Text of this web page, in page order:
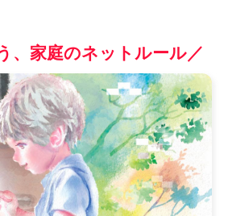
、家庭のネットルール／